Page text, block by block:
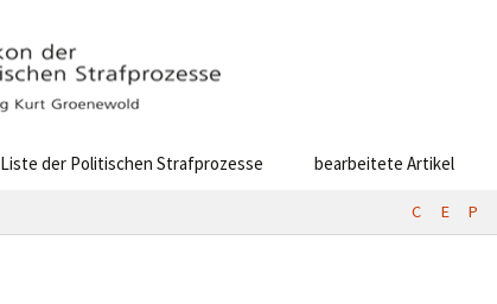
Liste der Politischen Strafprozesse bearbeitete Artikel
C E P